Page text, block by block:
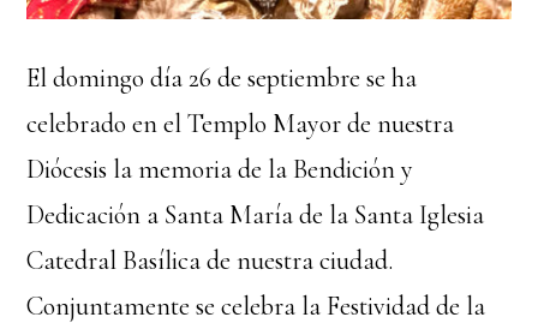
El domingo día 26 de septiembre se ha
celebrado en el Templo Mayor de nuestra
Diócesis la memoria de la Bendición y
Dedicación a Santa María de la Santa Iglesia
Catedral Basílica de nuestra ciudad.
Conjuntamente se celebra la Festividad de la